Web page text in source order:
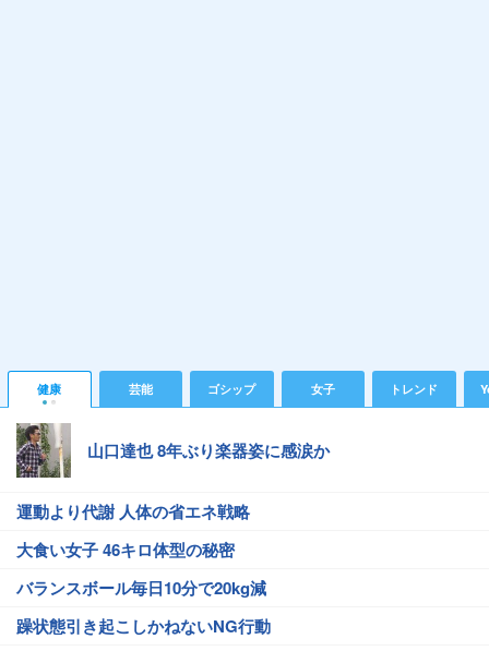
健康 芸能 ゴシップ 女子 トレンド
山口達也 8年ぶり楽器姿に感涙か
運動より代謝 人体の省エネ戦略
大食い女子 46キロ体型の秘密
バランスボール毎日10分で20kg減
躁状態引き起こしかねないNG行動